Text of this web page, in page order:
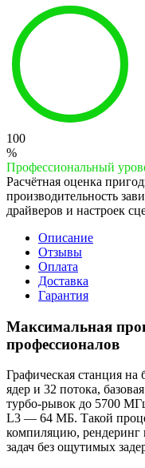
100
%
Профессиональный
Расчётная оценка
производительность
драйверов и настроек
Описание
Отзывы
Оплата
Доставка
Гарантия
Максимальная
профессионалов
Графическая станция
ядер и 32 потока,
турбо‑рывок до 5700
L3 — 64 МБ. Такой
компиляцию, рендеринг
задач без ощутимых